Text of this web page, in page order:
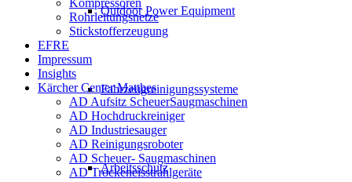
Outdoor Power Equipment
Fahrzeugreinigungssysteme
Arbeitsschutz
Rohrleitungsnetze
Stickstofferzeugung
EFRE
Impressum
Insights
Kärcher Center Matthes
AD Aufsitz ScheuerSaugmaschinen
AD Hochdruckreiniger
AD Industriesauger
AD Reinigungsroboter
AD Scheuer- Saugmaschinen
AD Trockeneisstrahlgeräte